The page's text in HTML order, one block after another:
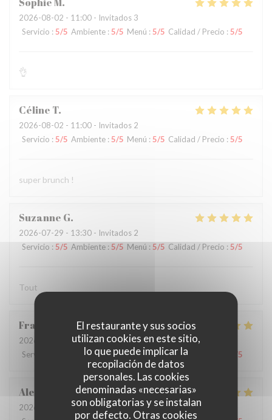
El restaurante y sus socios
utilizan cookies en este sitio,
lo que puede implicar la
recopilación de datos
personales. Las cookies
denominadas «necesarias»
son obligatorias y se instalan
por defecto. Otras cookies
2026-08-02 - 11:00 - Invitados 3
Servicio : 5/5 Ambiente : 5/5 Menú : 5/5 Calidad / Precio : 5/5
👌
Céline T
2026-08-02 - 11:00 - Invitados 2
Servicio : 5/5 Ambiente :5/5 Menú :5/5 Calidad / Precio : 5/5
super brunch !
Suzanne G
2026-07-29 - 13:30 - Invitados 2
Servicio : 5/5 Ambiente : 5/5 Menú : 5/5 Calidad / Precio : 5/5
Tout
Francoise
2026-07-28
- 12:00 - Invitados 3
Servicio
Ambiente: 5/5 Menú: 5/5 Calidad / Precio /5
Alexandra T
2026-07-28
- 12:00 - Invitados 1